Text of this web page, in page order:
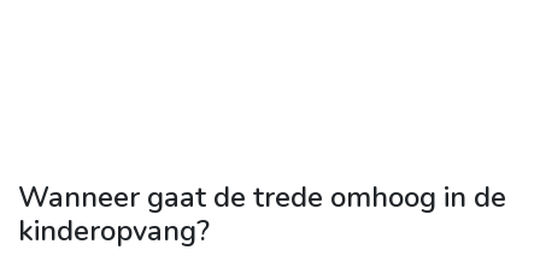
Wanneer gaat de trede omhoog in de
kinderopvang?